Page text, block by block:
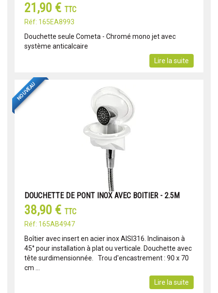
21,90 € TTC
Réf: 165EA8993
Douchette seule Cometa - Chromé mono jet avec
système anticalcaire
Lire la suite
NOUVEAU
DOUCHETTE DE PONT INOX AVEC BOITIER - 2.5M
38,90 € TTC
Réf: 165AB4947
Boîtier avec insert en acier inox AISI316. Inclinaison à
45° pour installation à plat ou verticale. Douchette avec
tête surdimensionnée. Trou d'encastrement : 90 x 70
cm ...
Lire la suite